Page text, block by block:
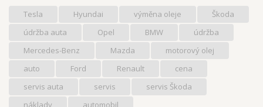
Tesla Hyundai výměna oleje
Škoda
údržba auta
Opel BMW
údržba
Mercedes-Benz
Mazda
motorový olej
auto
Ford Renault
cena
servis auta
servis
servis Škoda
náklady
automobil